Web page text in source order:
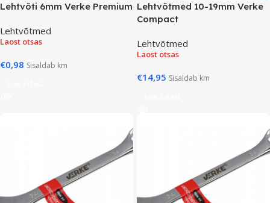
Lehtvõti 6mm Verke Premium
Lehtvõtmed
Laost otsas
€0,98 Sisaldab km
Lehtvõtmed 10-19mm Verke
Compact
Lehtvõtmed
Laost otsas
€14,95 Sisaldab km